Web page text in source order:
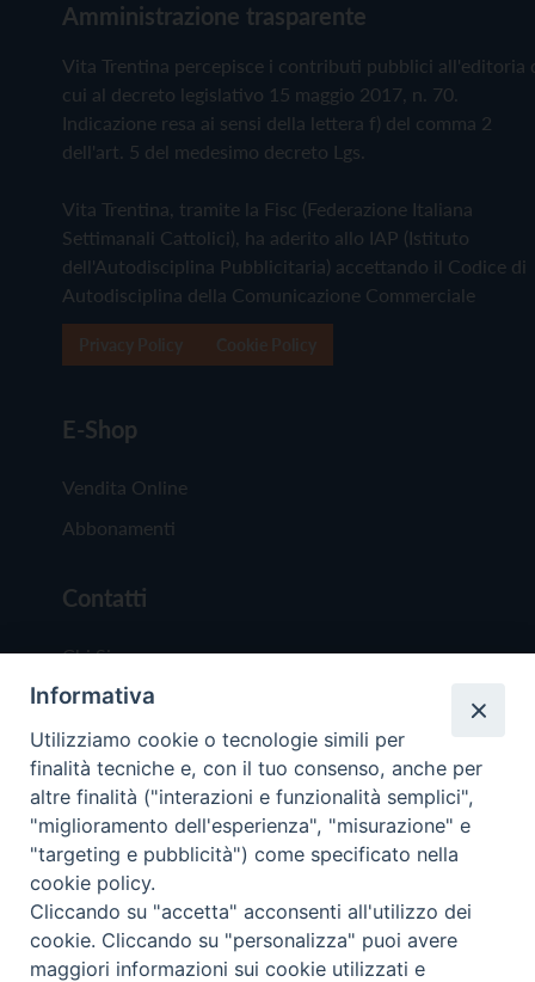
Amministrazione trasparente
Vita Trentina percepisce i contributi pubblici all'editoria
cui al decreto legislativo 15 maggio 2017, n. 70.
Indicazione resa ai sensi della lettera f) del comma 2
dell'art. 5 del medesimo decreto Lgs.
Vita Trentina, tramite la Fisc (Federazione Italiana
Settimanali Cattolici), ha aderito allo IAP (Istituto
dell'Autodisciplina Pubblicitaria) accettando il Codice di
Autodisciplina della Comunicazione Commerciale
E-Shop
Vendita Online
Abbonamenti
Contatti
Chi Siamo
Redazione
Scrivici
Copyright © 2019 - Tutti i diritti riservati - Vita
Trentina Editrice
Informativa
Utilizziamo cookie o tecnologie simili per
finalità tecniche e, con il tuo consenso, anche per
altre finalità ("interazioni e funzionalità semplici",
"miglioramento dell'esperienza", "misurazione" e
"targeting e pubblicità") come specificato nella
cookie policy.
Cliccando su "accetta" acconsenti all'utilizzo dei
cookie. Cliccando su "personalizza" puoi avere
maggiori informazioni sui cookie utilizzati e